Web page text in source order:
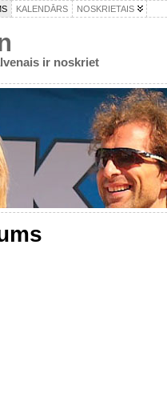
KALENDĀRS NOSKRIETAIS
ir noskriet